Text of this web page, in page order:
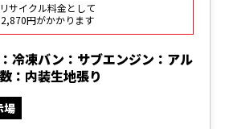
サイクル料金として
円がかかります
冷凍バン：サブエンジン：アル
：内装生地張り
場